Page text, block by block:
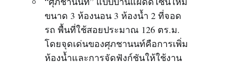
ขนาด 3 ห้องนอน 3 ห้องน้ำ 2 ที่จอด
รถ พื้นที่ใช้สอยประมาณ 126 ตร.ม.
โดยจุดเด่นของศุภชานนท์คือการเพิ่ม
ห้องน้ำและการจัดฟังก์ชันให้ใช้งาน